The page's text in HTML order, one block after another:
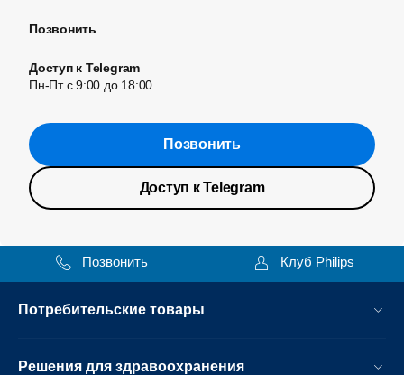
Позвонить
Доступ к Telegram
Пн-Пт с 9:00 до 18:00
Позвонить
Доступ к Telegram
Позвонить Клуб Philips
Потребительские товары
Решения для здравоохранения